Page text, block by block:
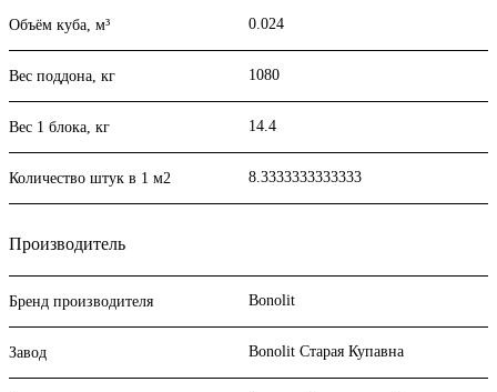
Объём куба, м³ 0.024
Вес поддона, кг 1080
Вес 1 блока, кг 14.4
Количество штук в 1 м2 8.3333333333333
Производитель
Бренд производителя Bonolit
Завод Bonolit Старая Купавна